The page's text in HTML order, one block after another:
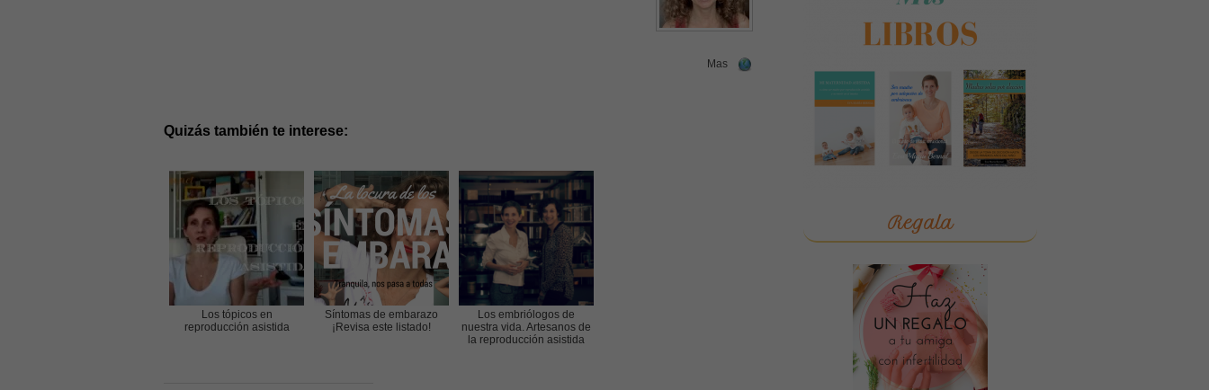
Mas
Quizás también te interese:
Los tópicos en
reproducción asistida
Síntomas de embarazo
¡Revisa este listado!
Los embriólogos de
nuestra vida. Artesanos de
la reproducción asistida
Regala